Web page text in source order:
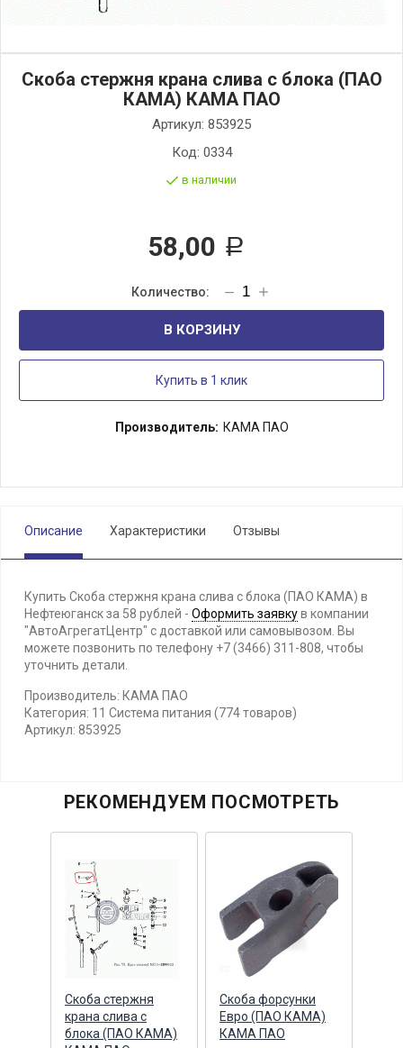
Скоба стержня крана слива с блока (ПАО
КАМА) КАМА ПАО
Артикул: 853925
Код: 0334
в наличии
58,00 Р
В КОРЗИНУ
Купить в 1 клик
Производитель: КАМА ПАО
Описание Характеристики Отзывы
Купить Скоба стержня крана слива с блока (ПАО КАМА) в
Нефтеюганск за 58 рублей - Оформить заявкув компании
"АвтоАгрегатЦентр" с доставкой или самовывозом. Вы
можете позвонить по телефону +7 (3466) 311-808, чтобы
уточнить детали.
Производитель: КАМА ПАО
Категория: 11 Система питания (774 товаров)
Артикул: 853925
РЕКОМЕНДУЕМ ПОСМОТРЕТЬ
Скоба стержня
крана слива с
блока (ПАО КАМА)
Скоба форсунки
Евро (ПАО КАМА)
КАМА ПАО